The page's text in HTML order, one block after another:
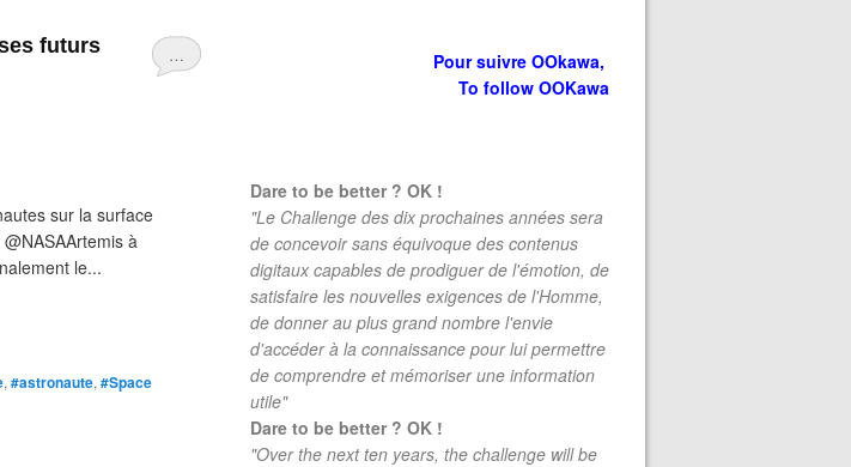
…
futurs
sur la surface
à
le...
, #astronaute, #Space
Pour suivre OOkawa,
To follow OOKawa
Dare to be better ? OK !
"Le Challenge des dix prochaines années sera
de concevoir sans équivoque des contenus
digitaux capables de prodiguer de l'émotion, de
satisfaire les nouvelles exigences de l'Homme,
de donner au plus grand nombre l'envie
d'accéder à la connaissance pour lui permettre
de comprendre et mémoriser une information
utile"
Dare to be better ? OK !
"Over the next ten years, the challenge will be